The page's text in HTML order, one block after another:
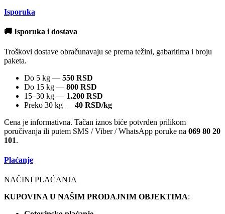
Isporuka
🚚 Isporuka i dostava
Troškovi dostave obračunavaju se prema težini, gabaritima i broju
paketa.
Do 5 kg — 550 RSD
Do 15 kg — 800 RSD
15–30 kg — 1.200 RSD
Preko 30 kg — 40 RSD/kg
Cena je informativna. Tačan iznos biće potvrđen prilikom
poručivanja ili putem SMS / Viber / WhatsApp poruke na 069 80 20
101.
Plaćanje
NAČINI PLAĆANJA
KUPOVINA U NAŠIM PRODAJNIM OBJEKTIMA: